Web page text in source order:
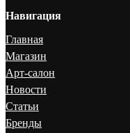
Навигация
Главная
Магазин
Арт-салон
Новости
Статьи
Бренды